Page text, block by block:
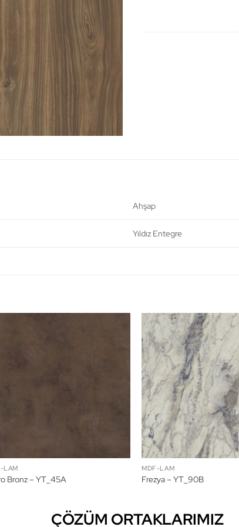
Ahşap
Yıldız Entegre
LAM
Bronz – YT_45A
MDF-LAM
Frezya – YT_90B
ÇÖZÜM ORTAKLARIMIZ